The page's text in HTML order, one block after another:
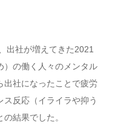
出社が増えてきた2021
）の働く人々のメンタル
出社になったことで疲労
反応（イライラや抑う
結果でした。